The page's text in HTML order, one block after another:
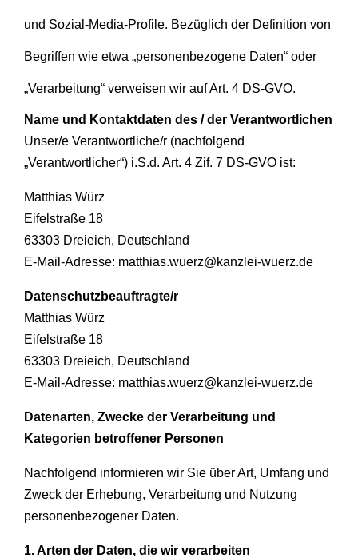
und Sozial-Media-Profile. Bezüglich der Definition von
Begriffen wie etwa „personenbezogene Daten“ oder
„Verarbeitung“ verweisen wir auf Art. 4 DS-GVO.
Name und Kontaktdaten des / der Verantwortlichen
Unser/e Verantwortliche/r (nachfolgend
„Verantwortlicher“) i.S.d. Art. 4 Zif. 7 DS-GVO ist:
Matthias Würz
Eifelstraße 18
63303 Dreieich, Deutschland
E-Mail-Adresse: matthias.wuerz@kanzlei-wuerz.de
Datenschutzbeauftragte/r
Matthias Würz
Eifelstraße 18
63303 Dreieich, Deutschland
E-Mail-Adresse: matthias.wuerz@kanzlei-wuerz.de
Datenarten, Zwecke der Verarbeitung und
Kategorien betroffener Personen
Nachfolgend informieren wir Sie über Art, Umfang und
Zweck der Erhebung, Verarbeitung und Nutzung
personenbezogener Daten.
1. Arten der Daten, die wir verarbeiten